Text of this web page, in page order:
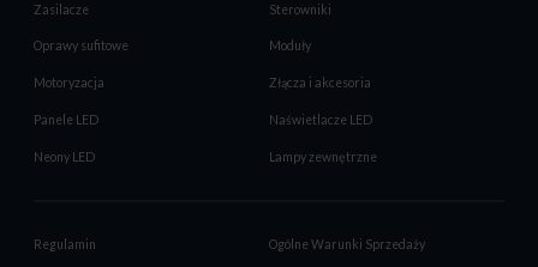
Zasilacze Sterowniki
Oprawy sufitowe Moduły
Motoryzacja Złącza i akcesoria
Panele LED Naświetlacze LED
Neony LED Lampy zewnętrzne
Regulamin Ogólne Warunki Sprzedaży